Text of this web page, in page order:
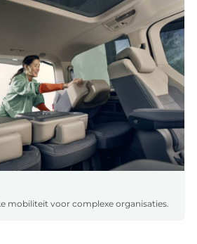
mobiliteit voor complexe organisaties.